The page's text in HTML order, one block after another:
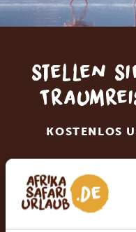
Stellen
KOSTENLOS
JETZT